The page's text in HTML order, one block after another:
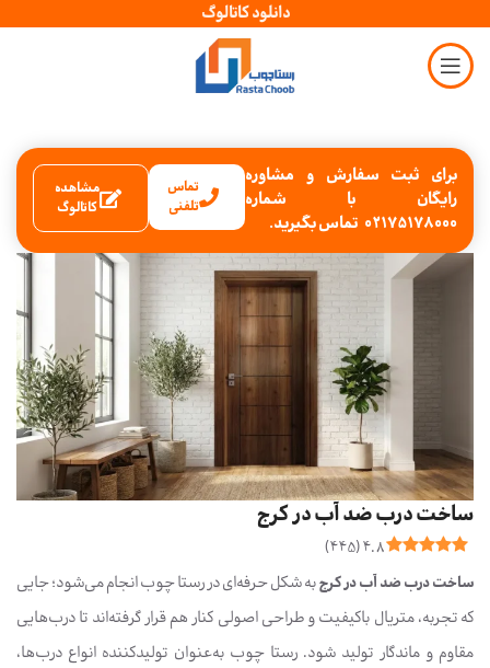
دانلود کاتالوگ
برای ثبت سفارش و مشاوره
رایگان با شماره
02175178000 تماس بگیرید.
تماس
تلفنی
مشاهده
کاتالوگ
ساخت درب ضد آب در کرج
4.8
(
445
)
ساخت درب ضد آب در کرجبه شکل حرفه‌ای در رستا چوب انجام می‌شود؛ جایی
که تجربه، متریال باکیفیت و طراحی اصولی کنار هم قرار گرفته‌اند تا درب‌هایی
مقاوم و ماندگار تولید شود. رستا چوب به‌عنوان تولیدکننده انواع درب‌ها،